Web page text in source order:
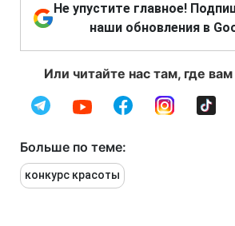
Не упустите главное!
наши обновления в
Или читайте нас там, где
Больше по теме:
конкурс красоты